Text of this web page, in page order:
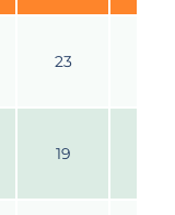
23
19